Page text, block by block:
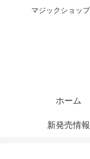
マジックショッ
ホーム
新発売情報